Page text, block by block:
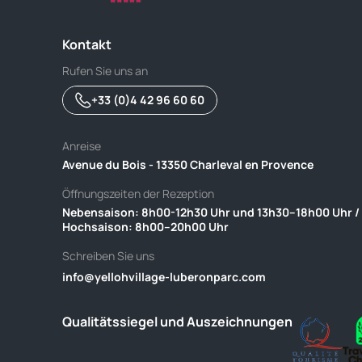
Kontakt
Rufen Sie uns an
+33 (0)4 42 96 60 60
Anreise
Avenue du Bois - 13350 Charleval en Provence
Öffnungszeiten der Rezeption
Nebensaison: 8h00-12h30 Uhr und 13h30–18h00 Uhr /
Hochsaison: 8h00–20h00 Uhr
Schreiben Sie uns
info@yellohvillage-luberonparc.com
Qualitätssiegel und Auszeichnungen